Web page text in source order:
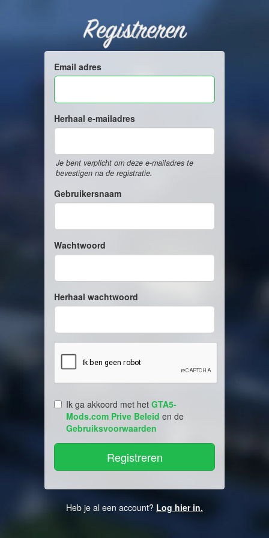
Registreren
Email adres
Herhaal e-mailadres
Je bent verplicht om deze e-mailadres te
bevestigen na de registratie.
Gebruikersnaam
Wachtwoord
Herhaal wachtwoord
Ik ga akkoord met het GTA5-
Mods.com Prive Beleid en de
Gebruiksvoorwaarden
Heb je al een account? Log hier in.